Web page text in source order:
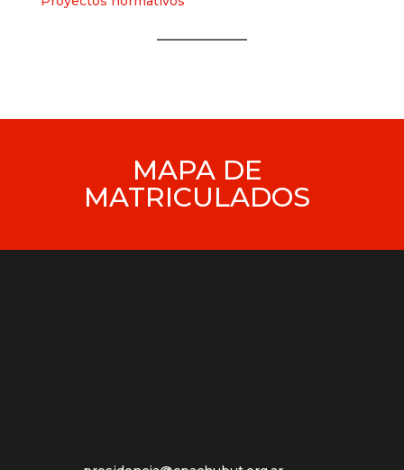
MAPA DE
MATRICULADOS